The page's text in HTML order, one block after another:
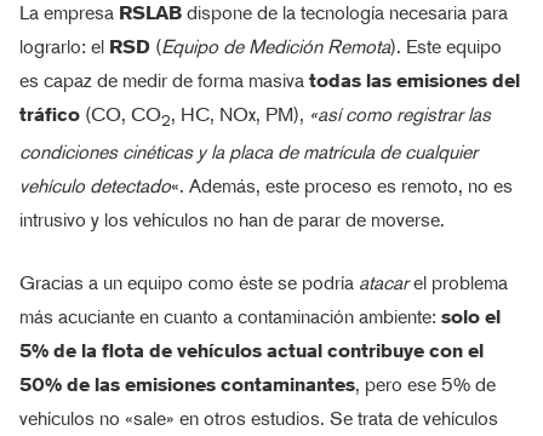
La empresa RSLAB dispone de la tecnología necesaria para
lograrlo: el RSD (Equipo de Medición Remota). Este equipo
es capaz de medir de forma masiva todas las emisiones del
tráfico (CO, CO2, HC, NOx, PM), «así como registrar las
condiciones cinéticas y la placa de matrícula de cualquier
vehículo detectado«. Además, este proceso es remoto, no es
intrusivo y los vehículos no han de parar de moverse.
Gracias a un equipo como éste se podría atacarel problema
más acuciante en cuanto a contaminación ambiente: solo el
5% de la flota de vehículos actual contribuye con el
50% de las emisiones contaminantes, pero ese 5% de
vehículos no «sale» en otros estudios. Se trata de vehículos